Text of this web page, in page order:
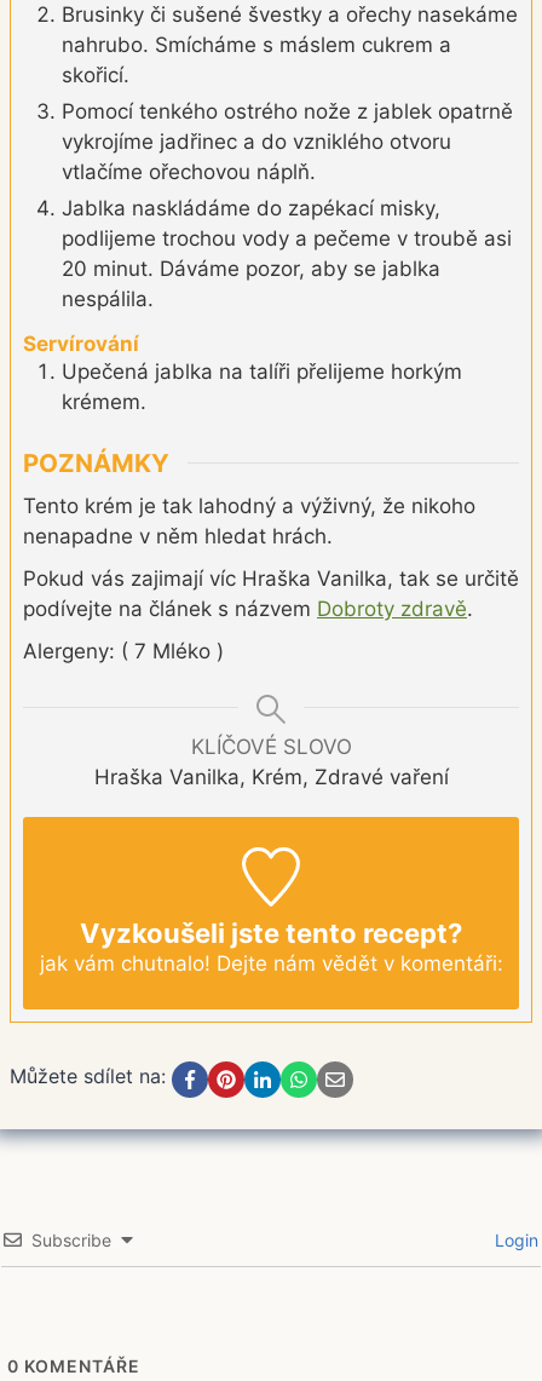
Brusinky či sušené švestky a ořechy nasekáme
nahrubo. Smícháme s máslem cukrem a
skořicí.
Pomocí tenkého ostrého nože z jablek opatrně
vykrojíme jadřinec a do vzniklého otvoru
vtlačíme ořechovou náplň.
Jablka naskládáme do zapékací misky,
podlijeme trochou vody a pečeme v troubě asi
20 minut. Dáváme pozor, aby se jablka
nespálila.
Servírování
Upečená jablka na talíři přelijeme horkým
krémem.
POZNÁMKY
Tento krém je tak lahodný a výživný, že nikoho
nenapadne v něm hledat hrách.
Pokud vás zajimají víc Hraška Vanilka, tak se určitě
podívejte na článek s názvem Dobroty zdravě.
Alergeny: ( 7 Mléko )
KLÍČOVÉ SLOVO
Hraška Vanilka, Krém, Zdravé vaření
Vyzkoušeli jste tento recept?
jak vám chutnalo! Dejte nám vědět v komentáři:
Můžete sdílet na:
Subscribe Login
0 KOMENTÁŘE